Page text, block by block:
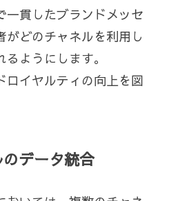
一貫したブランドメッセ
がどのチャネルを利用し
ようにします。
ロイヤルティの向上を図
データ統合